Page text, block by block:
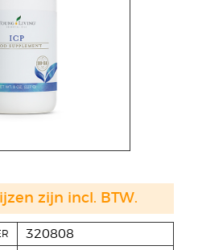
320808
zijn incl. BTW.